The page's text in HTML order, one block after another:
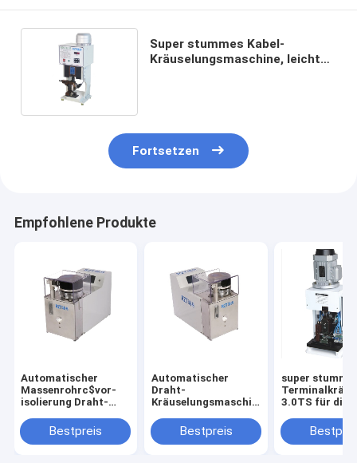
Super stummes Kabel-
Kräuselungsmaschine, leichte
Fortsetzen
Empfohlene Produkte
Automatischer
Massenrohrc$vor-
isolierung Draht-
Kräuselungsmaschine
550 * 350 * 405MM
Bestpreis
Automatischer
Draht-
Kräuselungsmaschinen-
12MM Länge
Bestpreis
super stumme
3.0TS für die
Verarbeitung